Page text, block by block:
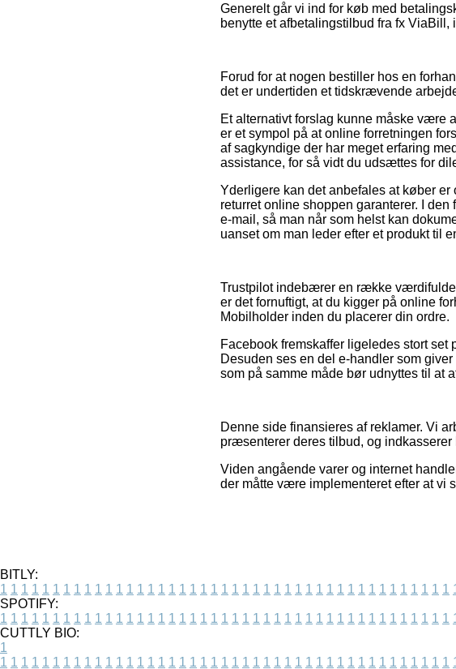
Generelt går vi ind for køb med
benytte et afbetalingstilbud fra fx
Forud for at nogen bestiller hos en
det er undertiden et tidskrævende
Et alternativt forslag kunne måske være
er et sympol på at online forretningen
af sagkyndige der har meget erfaring
assistance, for så vidt du udsættes for
Yderligere kan det anbefales at køber
returret online shoppen garanterer. I
e-mail, så man når som helst kan
uanset om man leder efter et produkt til
Trustpilot indebærer en række
er det fornuftigt, at du kigger på online
Mobilholder inden du placerer din ordre.
Facebook fremskaffer ligeledes stort
Desuden ses en del e-handler som
som på samme måde bør udnyttes til at
Denne side finansieres af reklamer. Vi
præsenterer deres tilbud, og
Viden angående varer og internet
der måtte være implementeret efter at vi
BITLY:
1 1 1 1 1 1 1 1 1 1 1 1 1 1 1 1 1 1 1 1 1 1 1 1 1 1 1 1 1 1 1 1 1 1 1 1 1 1 1 1 1 1 1
SPOTIFY:
1 1 1 1 1 1 1 1 1 1 1 1 1 1 1 1 1 1 1 1 1 1 1 1 1 1 1 1 1 1 1 1 1 1 1 1 1 1 1 1 1 1 1
CUTTLY BIO:
1
1 1 1 1 1 1 1 1 1 1 1 1 1 1 1 1 1 1 1 1 1 1 1 1 1 1 1 1 1 1 1 1 1 1 1 1 1 1 1 1 1 1 1